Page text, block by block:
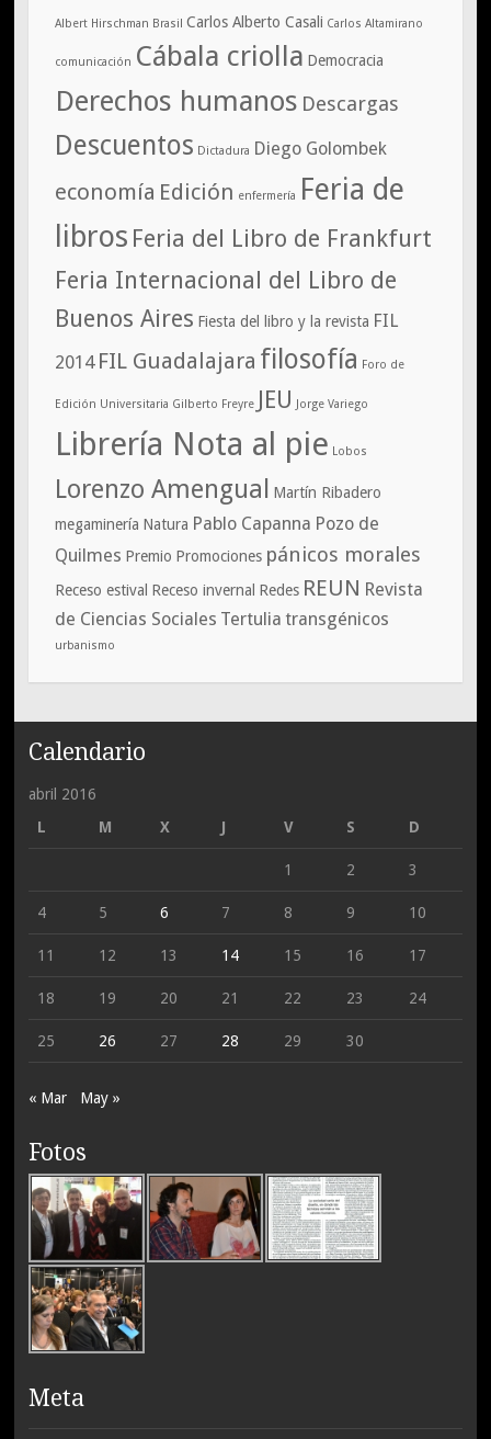
Albert Hirschman Brasil Carlos Alberto Casali Carlos Altamirano
comunicación Cábala criolla Democracia
Derechos humanos Descargas
Descuentos Dictadura Diego Golombek
economía Edición enfermería Feria de
libros Feria del Libro de Frankfurt
Feria Internacional del Libro de
Buenos Aires Fiesta del libro y la revista FIL
2014 FIL Guadalajara filosofía Foro de
Edición Universitaria Gilberto Freyre JEU Jorge Variego
Librería Nota al pie Lobos
Lorenzo Amengual Martín Ribadero
megaminería Natura Pablo Capanna Pozo de
Quilmes Premio Promociones pánicos morales
Receso estival Receso invernal Redes REUN Revista
de Ciencias Sociales Tertulia transgénicos
urbanismo
Calendario
abril 2016
L
M X J V S D
1 2 3
4 5 6 7 8 9 10
11 12 13 14 15 16 17
18 19 20 21 22 23 24
25 26 27 28 29 30
« Mar May »
Fotos
Meta